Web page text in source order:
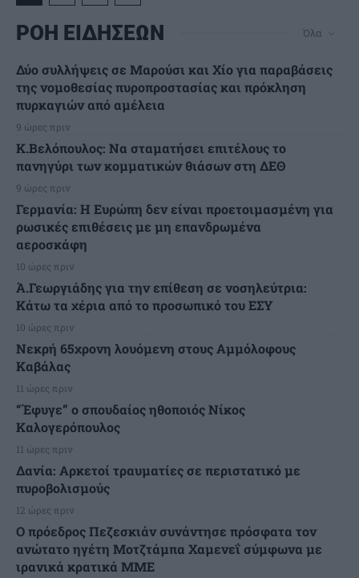
ΡΟΗ ΕΙΔΗΣΕΩΝ Όλα
Δύο συλλήψεις σε Μαρούσι και Χίο για παραβάσεις
της νομοθεσίας πυροπροστασίας και πρόκληση
πυρκαγιών από αμέλεια
9 ώρες πριν
Κ.Βελόπουλος: Να σταματήσει επιτέλους το
πανηγύρι των κομματικών θιάσων στη ΔΕΘ
9 ώρες πριν
Γερμανία: Η Ευρώπη δεν είναι προετοιμασμένη για
ρωσικές επιθέσεις με μη επανδρωμένα
αεροσκάφη
10 ώρες πριν
Ά.Γεωργιάδης για την επίθεση σε νοσηλεύτρια:
Κάτω τα χέρια από το προσωπικό του ΕΣΥ
10 ώρες πριν
Νεκρή 65χρονη λουόμενη στους Αμμόλοφους
Καβάλας
11 ώρες πριν
“Έφυγε” ο σπουδαίος ηθοποιός Νίκος
Καλογερόπουλος
11 ώρες πριν
Δανία: Αρκετοί τραυματίες σε περιστατικό με
πυροβολισμούς
12 ώρες πριν
Ο πρόεδρος Πεζεσκιάν συνάντησε πρόσφατα τον
ανώτατο ηγέτη Μοτζτάμπα Χαμενεΐ σύμφωνα με
ιρανικά κρατικά ΜΜΕ